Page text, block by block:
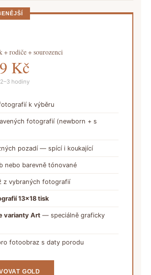
+ rodiče + sourozenci
Kč
hodiny
k výběru
fotografií (newborn + s
pozadí — spící i koukající
nebo barevně tónované
z vybraných fotografií
13×18 tisk
varianty Art — speciálně graficky
fotoobraz s daty porodu
GOLD